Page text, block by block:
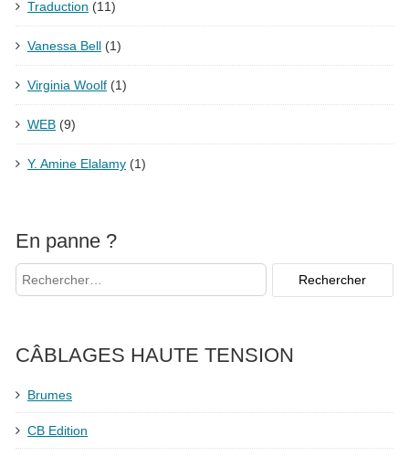
Traduction (11)
Vanessa Bell (1)
Virginia Woolf (1)
WEB (9)
Y. Amine Elalamy (1)
En panne ?
CÂBLAGES HAUTE TENSION
Brumes
CB Edition